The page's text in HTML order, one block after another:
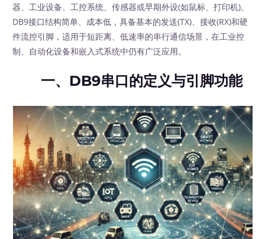
器、工业设备、工控系统、传感器或早期外设(如鼠标、打印机)。
DB9接口结构简单、成本低，具备基本的发送(TX)、接收(RX)和硬
件流控引脚，适用于短距离、低速率的串行通信场景，在工业控
制、自动化设备和嵌入式系统中仍有广泛应用。
一、DB9串口的定义与引脚功能